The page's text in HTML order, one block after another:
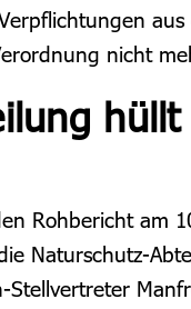
nicht
Rohbericht am
Naturschutz-